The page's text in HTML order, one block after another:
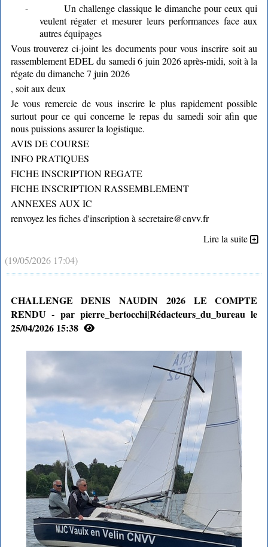
-
Un challenge classique le dimanche pour ceux qui
veulent régater et mesurer leurs performances face aux
autres équipages
Vous trouverez ci-joint les documents pour vous inscrire soit au
rassemblement EDEL du samedi 6 juin 2026 après-midi, soit à la
régate du dimanche 7 juin 2026
, soit aux deux
Je vous remercie de vous inscrire le plus rapidement possible
surtout pour ce qui concerne le repas du samedi soir afin que
nous puissions assurer la logistique.
AVIS DE COURSE
INFO PRATIQUES
FICHE INSCRIPTION REGATE
FICHE INSCRIPTION RASSEMBLEMENT
ANNEXES AUX IC
renvoyez les fiches d'inscription à secretaire@cnvv.fr
Lire la suite
(19/05/2026 17:04)
CHALLENGE DENIS NAUDIN 2026 LE COMPTE
RENDU - par pierre_bertocchi|Rédacteurs_du_bureau le
25/04/2026 15:38